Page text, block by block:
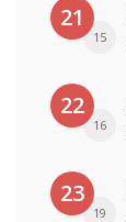
21
15
22
16
23
19